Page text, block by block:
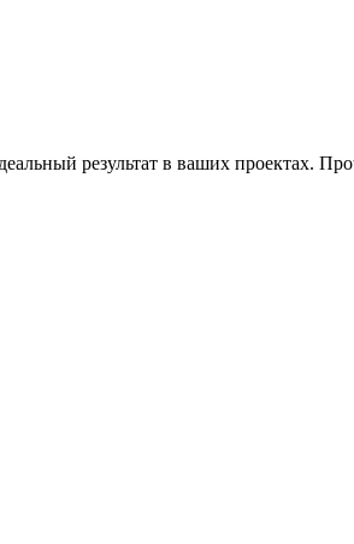
результат в ваших проектах.